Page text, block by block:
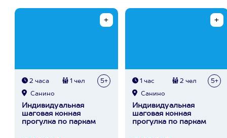
2 часа 1 чел 5+
Санино
Индивидуальная
шаговая конная
прогулка по паркам
1 час 2 чел 5+
Санино
Индивидуальная
шаговая конная
прогулка по паркам